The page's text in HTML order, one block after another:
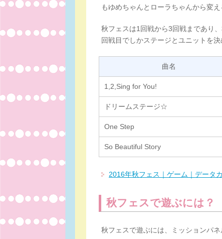
もゆめちゃんとローラちゃんから変え
秋フェスは1回戦から3回戦まであり
回戦目でしかステージとユニットを
曲名
1,2,Sing for You!
ドリームステージ☆
One Step
So Beautiful Story
2016年秋フェス｜ゲーム｜データ
秋フェスで遊ぶには？
秋フェスで遊ぶには、ミッションパ